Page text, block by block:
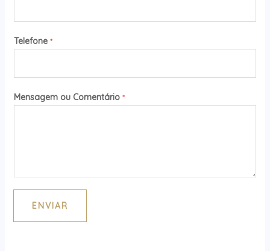
Telefone *
Mensagem ou Comentário *
ENVIAR